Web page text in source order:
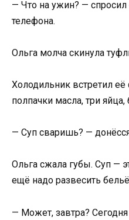
— Что на ужин? — спросил
телефона.
Ольга молча скинула
Холодильник встретил
полпачки масла, три
— Суп сваришь? —
Ольга сжала губы. Суп —
ещё надо развесить
— Может, завтра?